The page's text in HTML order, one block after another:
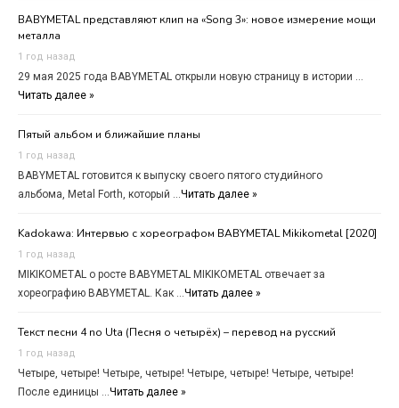
BABYMETAL представляют клип на «Song 3»: новое измерение мощи
металла
1 год назад
29 мая 2025 года BABYMETAL открыли новую страницу в истории …
Читать далее »
Пятый альбом и ближайшие планы
1 год назад
BABYMETAL готовится к выпуску своего пятого студийного
альбома, Metal Forth, который …Читать далее »
Kadokawa: Интервью с хореографом BABYMETAL Mikikometal [2020]
1 год назад
MIKIKOMETAL о росте BABYMETAL MIKIKOMETAL отвечает за
хореографию BABYMETAL. Как …Читать далее »
Текст песни 4 no Uta (Песня о четырёх) – перевод на русский
1 год назад
Четыре, четыре! Четыре, четыре! Четыре, четыре! Четыре, четыре!
После единицы …Читать далее »